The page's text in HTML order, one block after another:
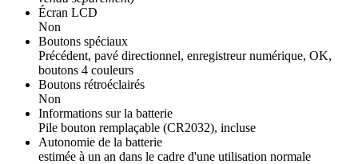
Écran LCD
Non
Boutons spéciaux
Précédent, pavé directionnel, enregistreur numérique, OK,
boutons 4 couleurs
Boutons rétroéclairés
Non
Informations sur la batterie
Pile bouton remplaçable (CR2032), incluse
Autonomie de la batterie
estimée à un an dans le cadre d'une utilisation normale